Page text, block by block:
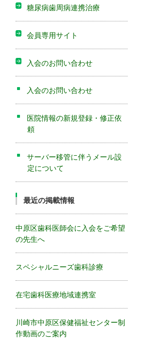
糖尿病歯周病連携治療
会員専用サイト
入会のお問い合わせ
入会のお問い合わせ
医院情報の新規登録・修正依
頼
サーバー移管に伴うメール設
定について
最近の掲載情報
中原区歯科医師会に入会をご希望
の先生へ
スペシャルニーズ歯科診療
在宅歯科医療地域連携室
川崎市中原区保健福祉センター制
作動画のご案内